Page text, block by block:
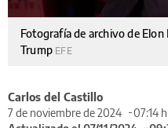
Fotografía de archivo de
Trump EFE
Carlos del Castillo
7 de noviembre de 2024
07:14 h